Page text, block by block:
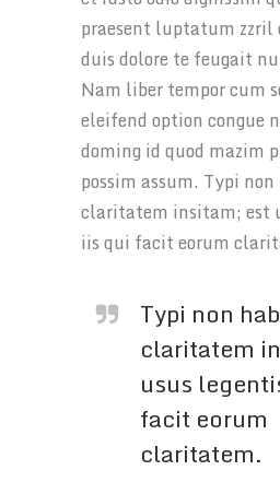
praesent luptatum zzril
duis dolore te feugait
Nam liber tempor cum
eleifend option congue
doming id quod mazim
possim assum. Typi
claritatem insitam; est
iis qui facit eorum
Typi non
claritatem
usus
facit eorum
claritatem.